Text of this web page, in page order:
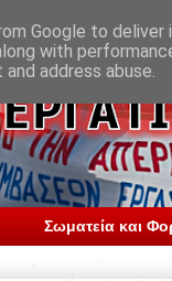
Σωματεία και
Google to
with
address abuse.